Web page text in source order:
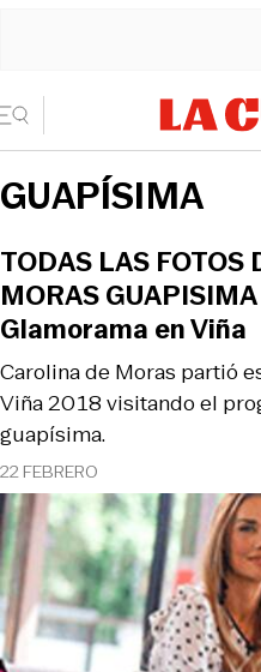
GUAPÍSIMA
22 FEBRERO
Carolina de Moras partió
Viña 2018 visitando el
guapísima.
TODAS LAS FOTOS
MORAS
Glamorama en Viña